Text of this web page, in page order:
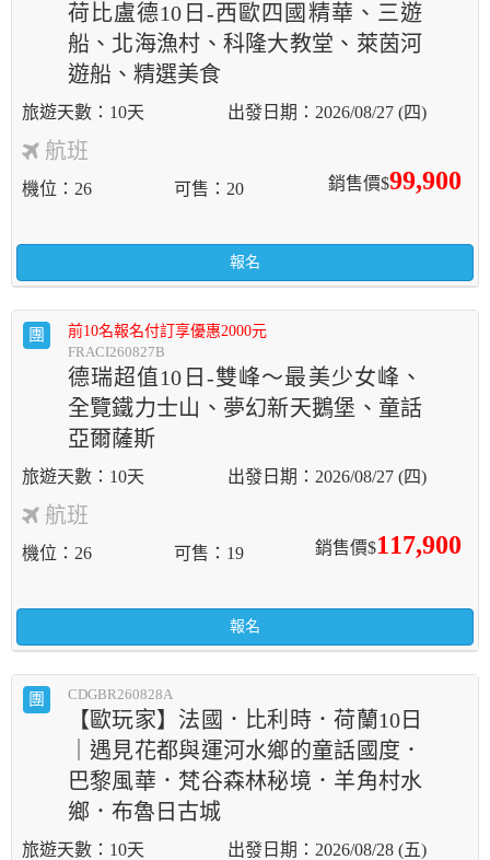
荷比盧德10日-西歐四國精華、三遊
船、北海漁村、科隆大教堂、萊茵河
遊船、精選美食
10天 2026/08/27 (四)
航班
銷售價$99,900
機位 26 可售 20
報名
團
前10名報名付訂享優惠2000元
FRACI260827B
德瑞超值10日-雙峰～最美少女峰、
全覽鐵力士山、夢幻新天鵝堡、童話
亞爾薩斯
10天 2026/08/27 (四)
航班
銷售價$117,900
機位 26 可售 19
報名
團 CDGBR260828A
【歐玩家】法國．比利時．荷蘭10日
｜遇見花都與運河水鄉的童話國度．
巴黎風華．梵谷森林秘境．羊角村水
鄉．布魯日古城
10天 2026/08/28 (五)